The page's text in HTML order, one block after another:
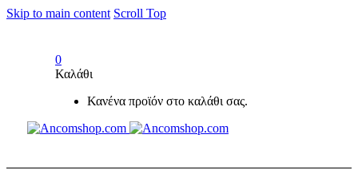
Skip to main content Scroll Top
0
Καλάθι
Κανένα προϊόν στο καλάθι σας.